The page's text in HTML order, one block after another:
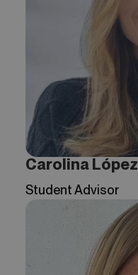
Carolina López
Student Advisor